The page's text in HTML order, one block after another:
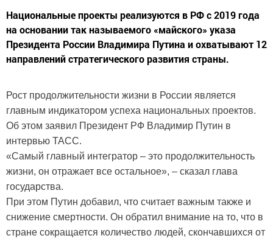
Национальные проекты реализуются в РФ с 2019 года
на основании так называемого «майского» указа
Президента России Владимира Путина и охватывают 12
направлений стратегического развития страны.
Рост продолжительности жизни в России является
главным индикатором успеха национальных проектов.
Об этом заявил Президент РФ Владимир Путин в
интервью ТАСС.
«Самый главный интегратор – это продолжительность
жизни, он отражает все остальное», – сказал глава
государства.
При этом Путин добавил, что считает важным также и
снижение смертности. Он обратил внимание на то, что в
стране сокращается количество людей, скончавшихся от